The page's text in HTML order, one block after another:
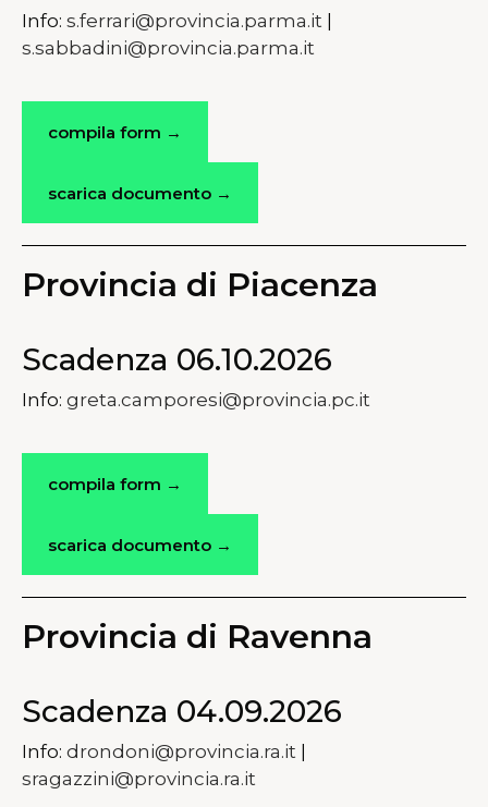
Info: s.ferrari@provincia.parma.it
s.sabbadini@provincia.parma.it
compila form →
scarica documento →
Provincia di Piacenza
Scadenza 06.10.2026
Info: greta.camporesi@provincia.pc.it
compila form →
scarica documento →
Provincia di Ravenna
Scadenza 04.09.2026
Info: drondoni@provincia.ra.it
sragazzini@provincia.ra.it